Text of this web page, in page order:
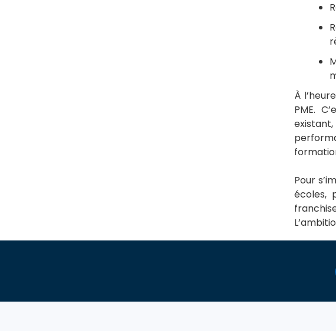
À
PME.
Pour
écoles,